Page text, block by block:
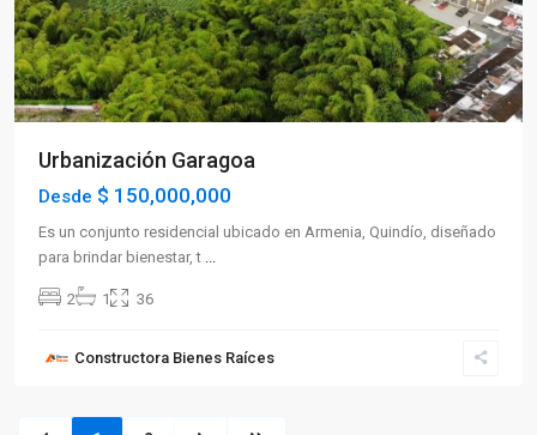
Urbanización Garagoa
Desde $ 150,000,000
Es un conjunto residencial ubicado en Armenia, Quindío, diseñado
para brindar bienestar, t
2 1 36
Constructora Bienes Raíces